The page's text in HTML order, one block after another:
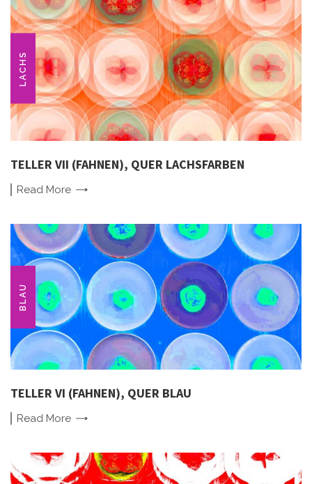
LACHS
TELLER VII (FAHNEN), QUER LACHSFARBEN
Read More
BLAU
TELLER VI (FAHNEN), QUER BLAU
Read More